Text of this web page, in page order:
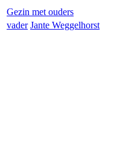
Gezin met ouders
vader Jante Weggelhorst